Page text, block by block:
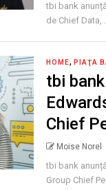
tbi bank
de Chief Data,
HOME, PIAŢA
tbi
Chief
Moise Norel
tbi bank
Group Chief Pe